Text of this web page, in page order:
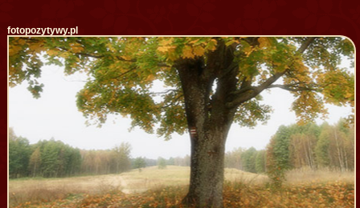
fotopozytywy.pl